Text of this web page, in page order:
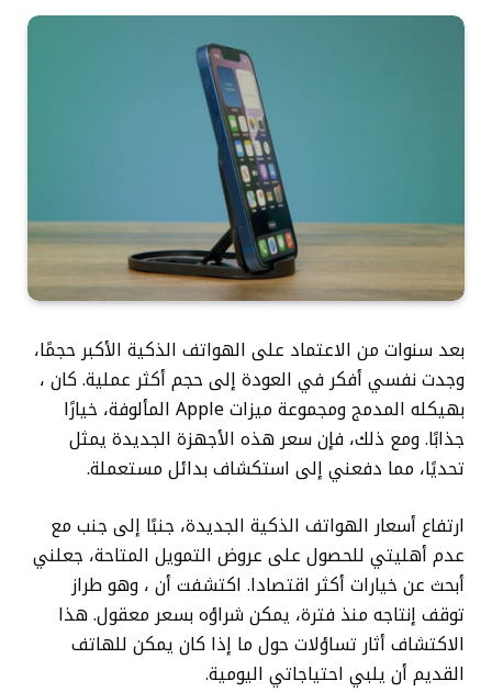
بعد سنوات من الاعتماد على الهواتف الذكية الأكبر حجمًا،
وجدت نفسي أفكر في العودة إلى حجم أكثر عملية. كان ،
بهيكله المدمج ومجموعة ميزات Apple المألوفة، خيارًا
جذابًا. ومع ذلك، فإن سعر هذه الأجهزة الجديدة يمثل
تحديًا، مما دفعني إلى استكشاف بدائل مستعملة.
ارتفاع أسعار الهواتف الذكية الجديدة، جنبًا إلى جنب مع
عدم أهليتي للحصول على عروض التمويل المتاحة، جعلني
أبحث عن خيارات أكثر اقتصادا. اكتشفت أن ، وهو طراز
توقف إنتاجه منذ فترة، يمكن شراؤه بسعر معقول. هذا
الاكتشاف أثار تساؤلات حول ما إذا كان يمكن للهاتف
القديم أن يلبي احتياجاتي اليومية.